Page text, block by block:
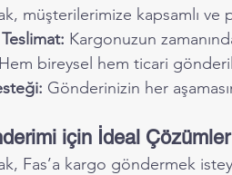
müşterilerimize kapsamlı
Kargonuzun
Hem bireysel hem ticari
Gönderinizin her
için İdeal Çözümler
Fas’a kargo göndermek